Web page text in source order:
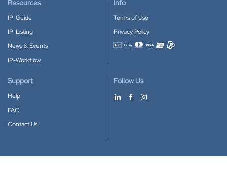
Resources
IP-Guide
IP-Listing
News & Events
IP-Workflow
Info
Terms of Use
Privacy Policy
Accepted payment methods
Support
Help
FAQ
Contact Us
Follow Us